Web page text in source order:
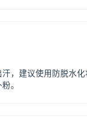
，建议使用防脱水
。